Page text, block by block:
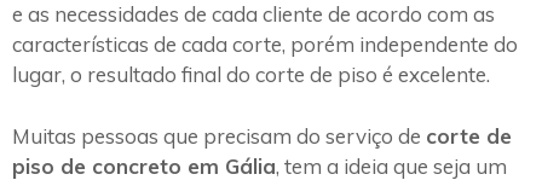
e as necessidades de cada cliente de acordo com as
características de cada corte, porém independente do
lugar, o resultado final do corte de piso é excelente.
Muitas pessoas que precisam do serviço de corte de
piso de concreto em Gália, tem a ideia que seja um